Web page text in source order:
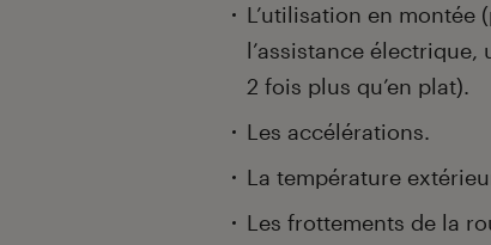
L’utilisation en montée
l’assistance
2 fois plus qu’en plat).
Les accélérations.
La température
Les frottements de la